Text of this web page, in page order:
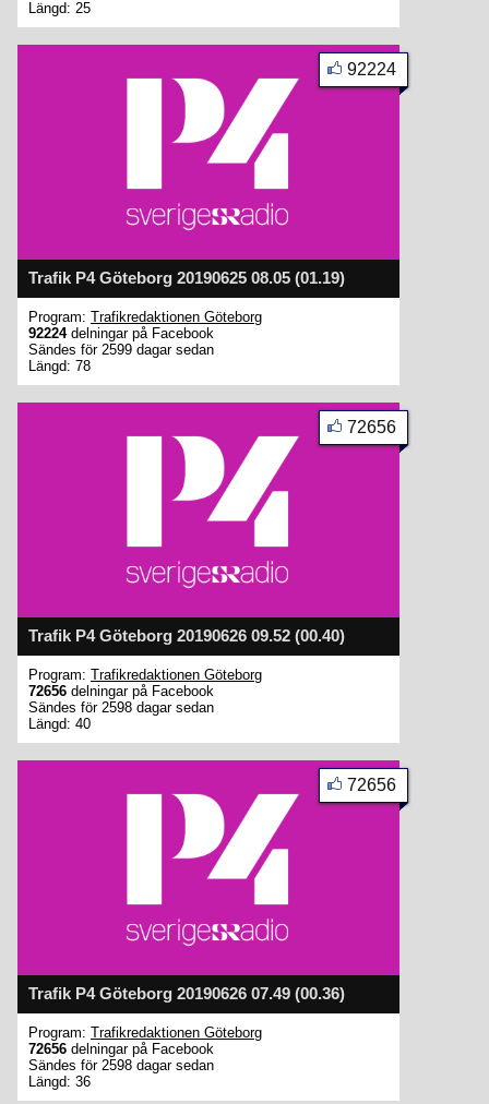
Längd: 25
Trafik P4 Göteborg 20190625 08.05 (01.19)
92224
Program: Trafikredaktionen Göteborg
92224delningar på Facebook
Sändes för 2599 dagar sedan
Längd: 78
Trafik P4 Göteborg 20190626 09.52 (00.40)
72656
Program: Trafikredaktionen Göteborg
72656 delningar på Facebook
Sändes för 2598 dagar sedan
Längd: 40
Trafik P4 Göteborg 20190626 07.49 (00.36)
72656
Program: Trafikredaktionen Göteborg
72656 delningar på Facebook
Sändes för 2598 dagar sedan
Längd: 36